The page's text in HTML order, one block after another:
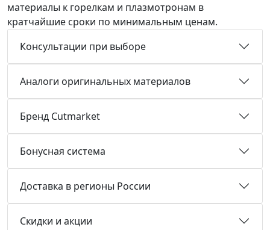
материалы к горелкам и плазмотронам в
кратчайшие сроки по минимальным ценам.
Консультации при выборе
Аналоги оригинальных материалов
Бренд Cutmarket
Бонусная система
Доставка в регионы России
Скидки и акции